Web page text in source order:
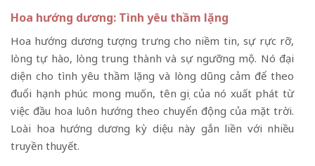
Hoa hướng dương: Tình yêu thầm lặng
Hoa hướng dương tượng trưng cho niềm tin, sự rực rỡ,
lòng tự hào, lòng trung thành và sự ngưỡng mộ. Nó đại
diện cho tình yêu thầm lặng và lòng dũng cảm để theo
đuổi hạnh phúc mong muốn, tên gọi của nó xuất phát từ
việc đầu hoa luôn hướng theo chuyển động của mặt trời.
Loài hoa hướng dương kỳ diệu này gắn liền với nhiều
truyền thuyết.